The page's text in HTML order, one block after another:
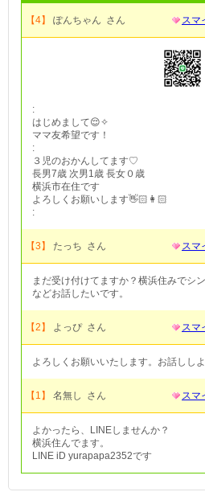
【4】 ぽんちゃん さん スマ
:
はじめまして😌✧
ママ友希望です！
:
３児のおかんしてます♡
長男7歳 次男1歳 長女０歳
横浜市在住です
よろしくお願いします👋🏻👩🏻
:
【3】 たっち さん スマ
まだ受け付けてますか？横浜住みでシ
などお話したいです。
【2】 よっぴ さん スマ
よろしくお願いいたします。お話ししよ
【1】 名無し さん スマ
よかったら、LINEしませんか？
横浜住んでます。
LINE iD yurapapa2352です